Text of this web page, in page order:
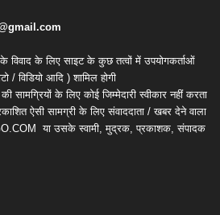
विवाद के लिए साइट के कुछ तत्वों में उपयोगकर्ताओं
/ विडियो आदि ) शामिल होगी
सामग्रियों के लिए कोई जिम्मेदारी स्वीकार नहीं करता
ऐसी सामग्री के लिए संवाददाता / खबर देने वाला
या उसके स्वामी, मुद्रक, प्रकाशक, संपादक